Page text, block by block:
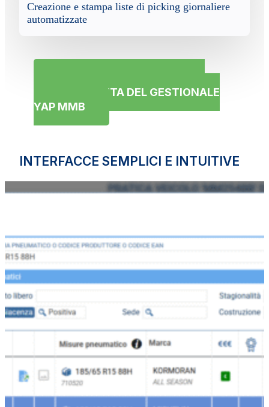
Creazione e stampa liste di picking giornaliere
automatizzate
DEMO GRATUITA DEL GESTIONALE
YAP MMB
INTERFACCE SEMPLICI E INTUITIVE